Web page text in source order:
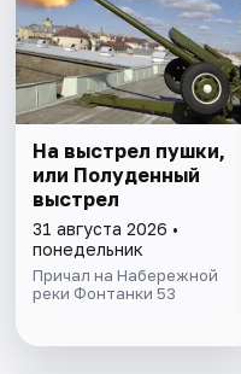
На выстрел пушки,
или Полуденный
выстрел
31 августа 2026 •
понедельник
Причал на Набережной
реки Фонтанки 53